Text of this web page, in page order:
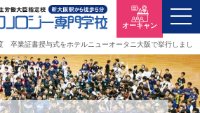
卒業証書授与式をホテルニューオータニ大阪で挙行しまし
オーキャン